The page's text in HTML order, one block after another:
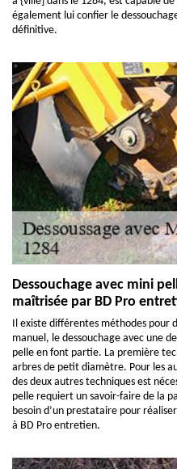
également lui confier le
définitive.
Dessouchage avec mini
maîtrisée par BD Pro
Il existe différentes méthodes pour
manuel, le dessouchage avec une
pelle en font partie. La première
arbres de petit diamètre. Pour les
des deux autres techniques est
pelle requiert un savoir-faire de la
besoin d’un prestataire pour
à BD Pro entretien.